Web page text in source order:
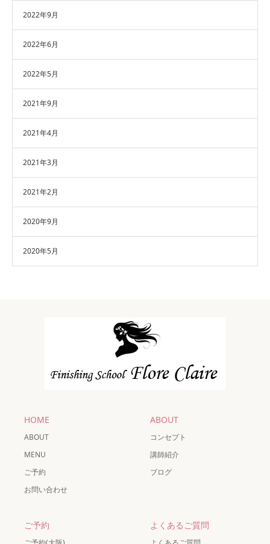
2022年9月
2022年6月
2022年5月
2021年9月
2021年4月
2021年3月
2021年2月
2020年9月
2020年5月
HOME
ABOUT
MENU
ご予約
お問い合わせ
ABOUT
コンセプト
講師紹介
ブログ
ご予約 よくあるご質問